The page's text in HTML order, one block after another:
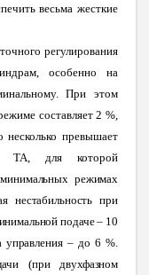
весьма жесткие
регулирования
особенно на
При этом
составляет 2 %,
превышает
ТА, для которой
режимах
нестабильность при
подаче – 10
управления – до 6 %.
(при двухфазном